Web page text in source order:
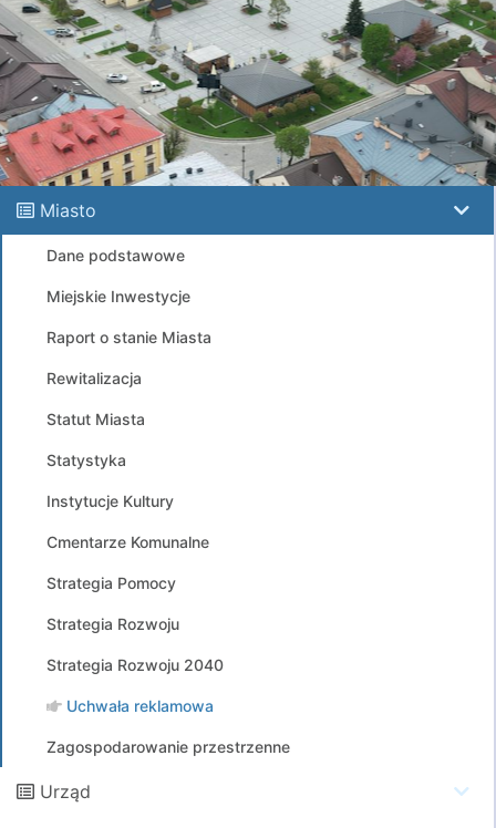
Miasto
Dane podstawowe
Miejskie Inwestycje
Raport o stanie Miasta
Rewitalizacja
Statut Miasta
Statystyka
Instytucje Kultury
Cmentarze Komunalne
Strategia Pomocy
Strategia Rozwoju
Strategia Rozwoju 2040
Uchwała reklamowa
Zagospodarowanie przestrzenne
Urząd